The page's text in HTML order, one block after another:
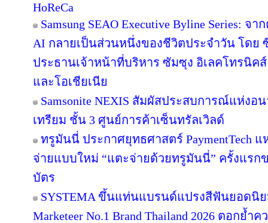
HoReCa
Samsung SEAO Executive Byline Series:
AI กลายเป็นส่วนหนึ่งของชีวิตประจำวัน โดย
ประธานเจ้าหน้าที่บริหาร ซัมซุง อิเลคโทรนิค
และโอเชียเนีย
Samsonite NEXIS สัมผัสประสบการณ์แห่ง
เทรียม ชั้น 3 ศูนย์การค้าเซ็นทรัลเวิลด์
ทรูมันนี่ ประกาศยุทธศาสตร์ PaymentTech
จ่ายแบบใหม่ “แตะจ่ายด้วยทรูมันนี่” ครั้งแรก
บัตร
SYSTEMA ขึ้นแท่นแบรนด์แปรงสีฟันยอดนิ
Marketeer No.1 Brand Thailand 2026 ตอกย้